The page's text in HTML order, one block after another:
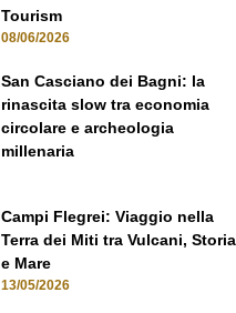
Tourism
08/06/2026
San Casciano dei Bagni: la
rinascita slow tra economia
circolare e archeologia
millenaria
Campi Flegrei: Viaggio nella
Terra dei Miti tra Vulcani, Storia
e Mare
13/05/2026